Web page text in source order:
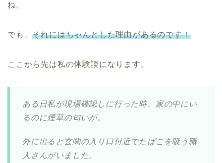
ね。
でも、それにはちゃんとした理由があるのです！
ここから先は私の体験談になります。
ある日私が現場確認しに行った時、家の中にい
るのに煙草の匂いが。
外に出ると玄関の入り口付近でたばこを吸う職
人さんがいました。